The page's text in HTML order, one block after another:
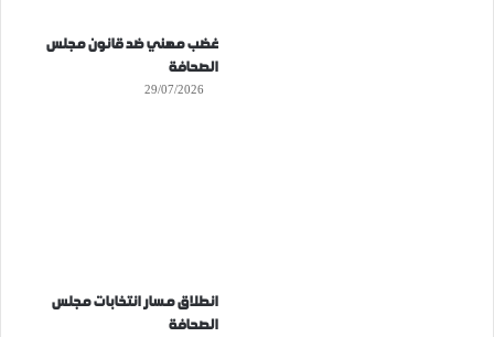
غضب مهني ضد قانون مجلس
الصحافة
29/07/2026
انطلاق مسار انتخابات مجلس
الصحافة